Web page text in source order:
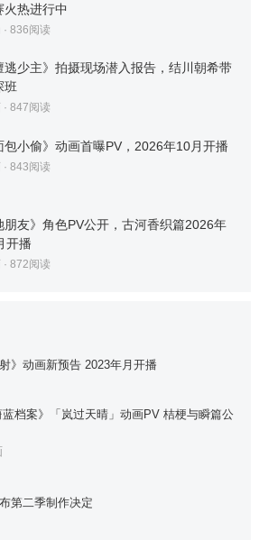
火热进行中
· 836阅读
逃少主》拍摄现场潜入报告，结川朝希带
班
· 847阅读
包小偷》动画首曝PV，2026年10月开播
· 843阅读
朋友》角色PV公开，古河香织篇2026年
开播
· 872阅读
》动画新预告 2023年月开播
蓝档案》「岚过天晴」动画PV 桔梗与瞬篇公
第二季制作决定